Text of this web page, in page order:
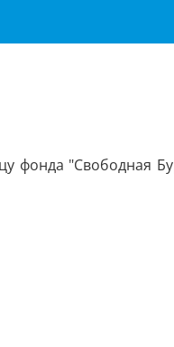
фонда "Свободная